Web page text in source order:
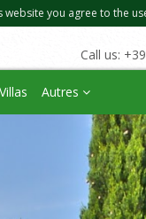
you agree to the
Call us:
Villas Autres